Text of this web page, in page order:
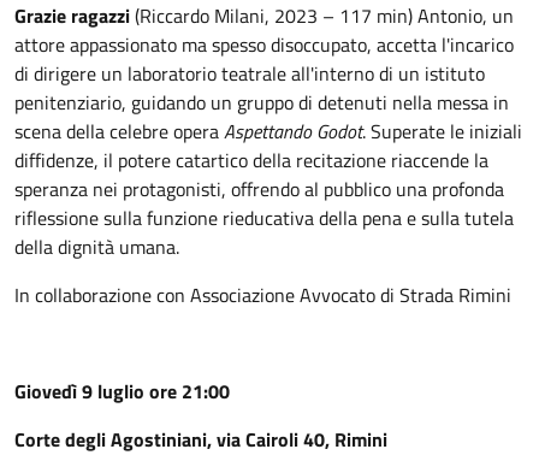
Grazie ragazzi(Riccardo Milani, 2023 – 117 min) Antonio, un
attore appassionato ma spesso disoccupato, accetta l'incarico
di dirigere un laboratorio teatrale all'interno di un istituto
penitenziario, guidando un gruppo di detenuti nella messa in
scena della celebre operaAspettando Godot. Superate le iniziali
diffidenze, il potere catartico della recitazione riaccende la
speranza nei protagonisti, offrendo al pubblico una profonda
riflessione sulla funzione rieducativa della pena e sulla tutela
della dignità umana.
In collaborazione con Associazione Avvocato di Strada Rimini
Giovedì 9 luglio ore 21:00
Corte degli Agostiniani, via Cairoli 40, Rimini